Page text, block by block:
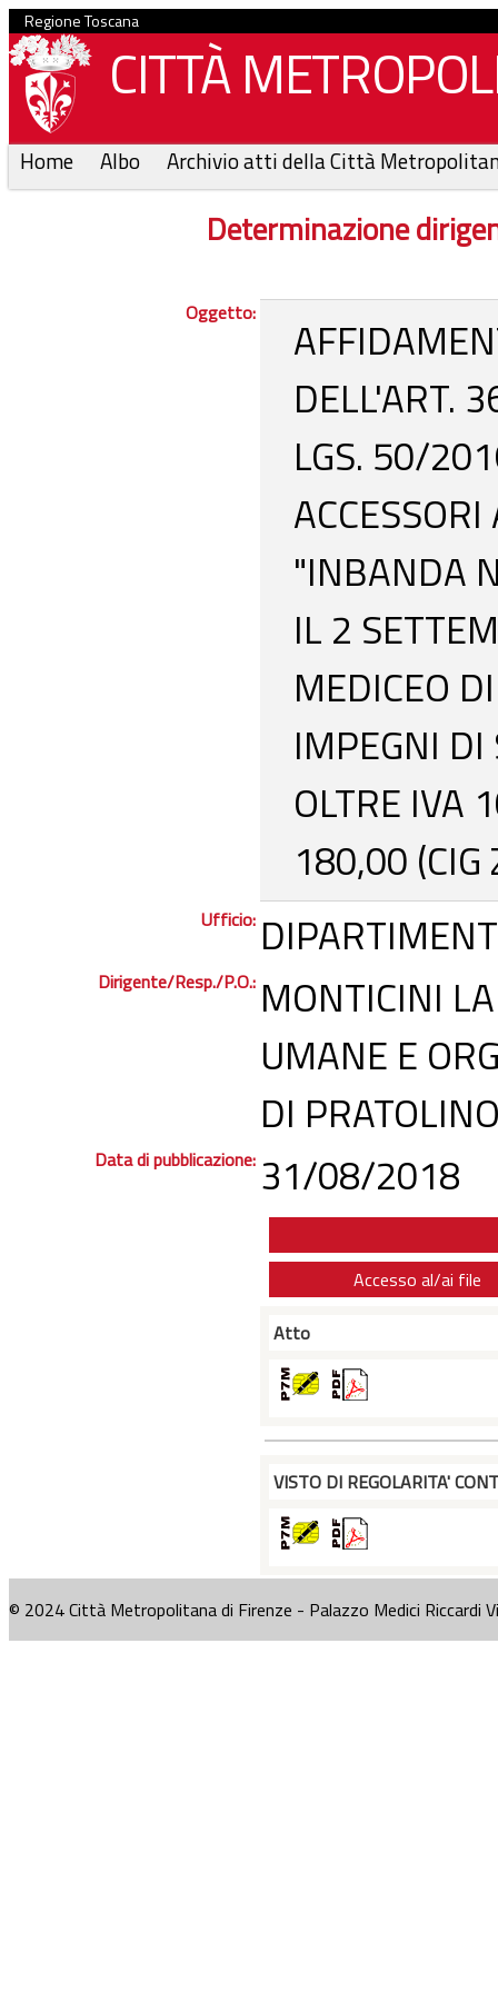
Regione Toscana
CITTÀ
Home Albo Archivio atti della Città
Determinazione
Oggetto:
DELL'ART.
LGS. 50/
"INBANDA
IL 2
MEDICEO
IMPEGNI
OLTRE IVA
180,00
Ufficio:
Dirigente/Resp./P.O.: MONTICINI
UMANE E
DI
Data di pubblicazione: 31/08/2018
Accesso al/ai file
Atto
VISTO DI REGOLARITA'
© 2024 Città Metropolitana di Firenze - Palazzo Medici Riccardi